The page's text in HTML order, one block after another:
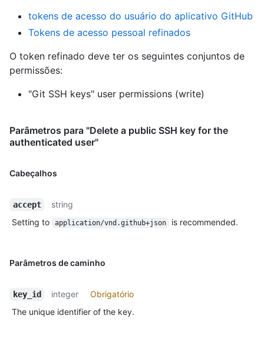
tokens de acesso do usuário do aplicativo GitHub
Tokens de acesso pessoal refinados
O token refinado deve ter os seguintes conjuntos de
permissões:
"Git SSH keys" user permissions (write)
Parâmetros para "Delete a public SSH key for the
authenticated user"
Cabeçalhos
accept
string
Setting to
application/vnd.github+json is recommended.
Parâmetros de caminho
key_id integer
Obrigatório
The unique identifier of the key.